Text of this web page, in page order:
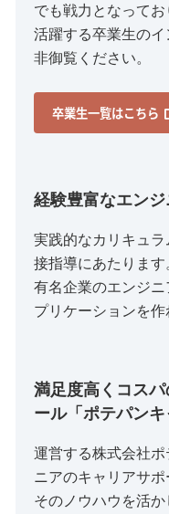
でも戦力となってお
活躍する卒業生の
非御覧ください。
卒業生一覧はこちら
経験豊富なエン
実践的なカリキュ
接指導にあたります
有名企業のエンジ
プリケーションを作
満足度高くコス
ール「ポテパンキ
運営する株式会社
ニアのキャリアサポ
そのノウハウを活